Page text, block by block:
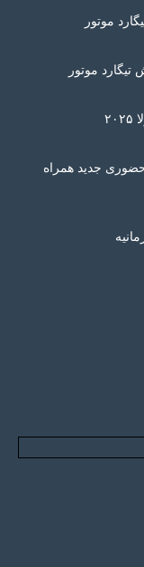
موتور
موتور
جدید همراه